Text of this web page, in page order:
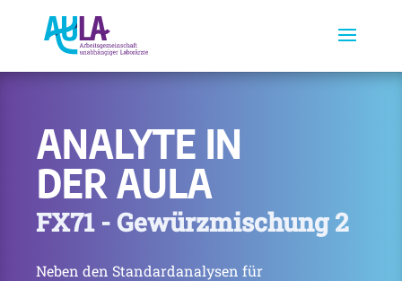
ANALYTE IN
DER AULA
FX71 - Gewürzmischung 2
Neben den Standardanalysen für